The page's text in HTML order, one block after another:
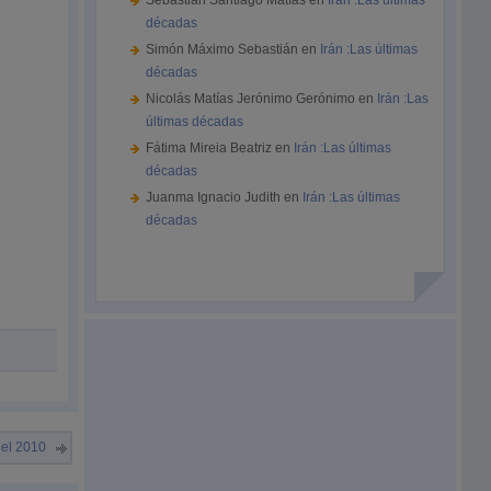
2010
décadas
Simón Máximo Sebastián en Irán :Las últimas
décadas
Nicolás Matías Jerónimo Gerónimo en Irán :Las
últimas décadas
Fátima Mireia Beatriz en Irán :Las últimas
décadas
Juanma Ignacio Judith en Irán :Las últimas
décadas